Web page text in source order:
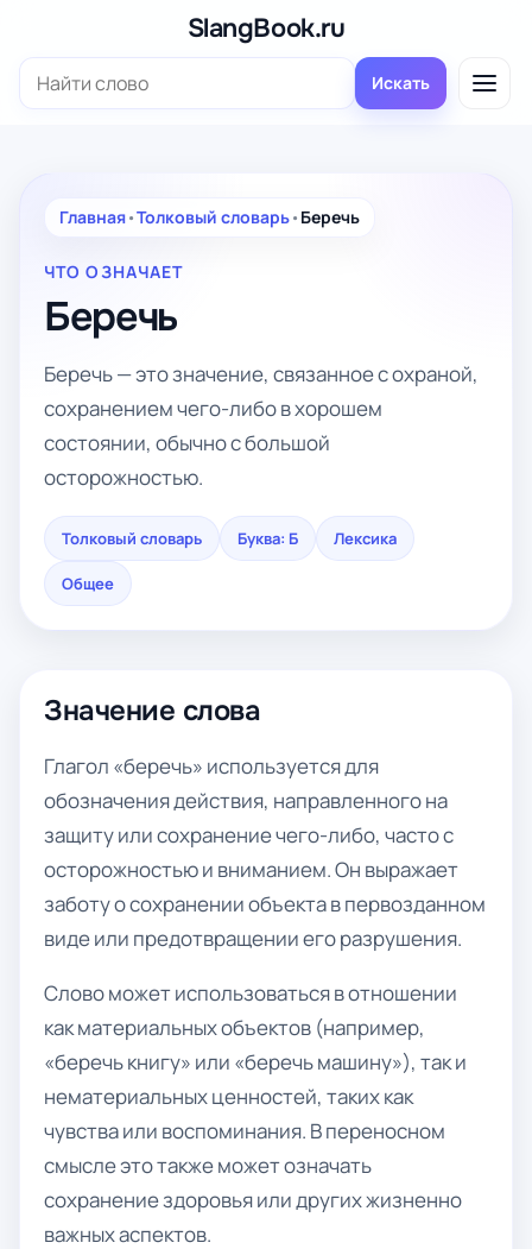
содержимому
SlangBook.ru
Поиск: Искать
Главная•Толковый словарь• Беречь
ЧТО ОЗНАЧАЕТ
Беречь
Беречь — это значение, связанное с охраной,
сохранением чего-либо в хорошем
состоянии, обычно с большой
осторожностью.
Толковый словарь Буква: Б Лексика
Общее
Значение слова
Глагол «беречь» используется для
обозначения действия, направленного на
защиту или сохранение чего-либо, часто с
осторожностью и вниманием. Он выражает
заботу о сохранении объекта в первозданном
виде или предотвращении его разрушения.
Слово может использоваться в отношении
как материальных объектов (например,
«беречь книгу» или «беречь машину»), так и
нематериальных ценностей, таких как
чувства или воспоминания. В переносном
смысле это также может означать
сохранение здоровья или других жизненно
важных аспектов.